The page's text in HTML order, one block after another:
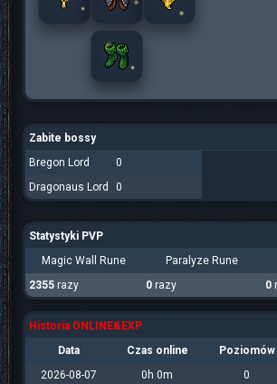
Zabite bossy
Bregon Lord
0
Dragonaus Lord
0
Statystyki PVP
Magic Wall Rune
Paralyze Rune
2355 razy 0 razy 0
Historia ONLINE&EXP
Data
Czas online
Poziomów
2026-08-07
0h 0m
0